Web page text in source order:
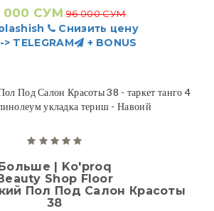
000 СУМ 96 000 СУМ
Снизить цену
> TELEGRAM
+ BONUS
Больше | Ko'proq
Shop Floor
Пол Под Салон Красоты
38